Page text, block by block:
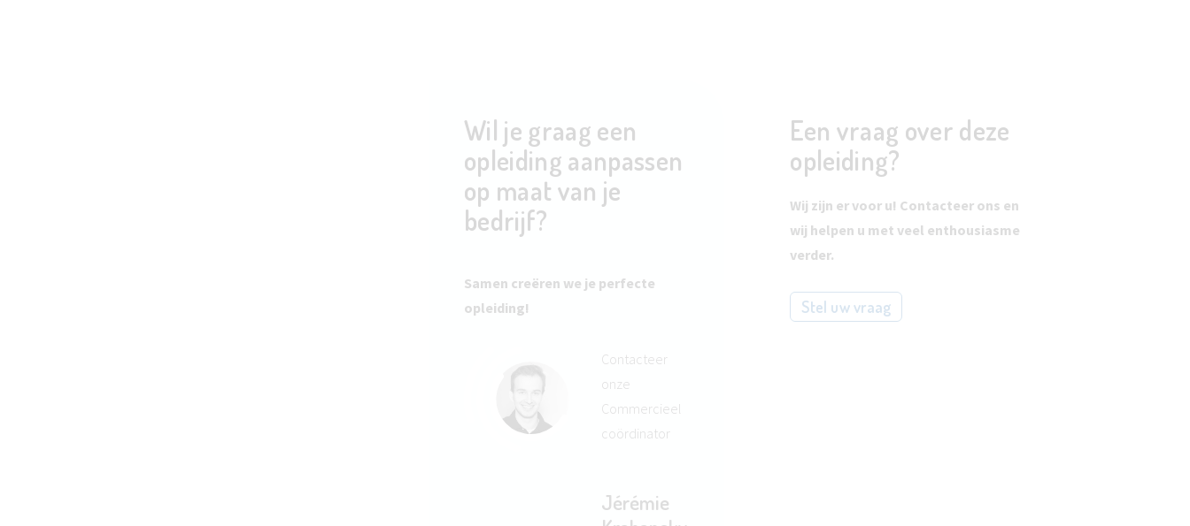
Wil je graag een
opleiding aanpassen
op maat van je
bedrijf?
Samen creëren we je perfecte
opleiding!
Contacteer
onze
Commercieel
coördinator
Jérémie
Een vraag over deze
opleiding?
Wij zijn er voor u! Contacteer ons en
wij helpen u met veel enthousiasme
verder.
Stel uw vraag